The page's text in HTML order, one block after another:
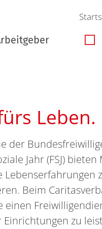
Leben.
der
Jahr (FSJ)
Lebenserfahrungen
Beim
einen
zu